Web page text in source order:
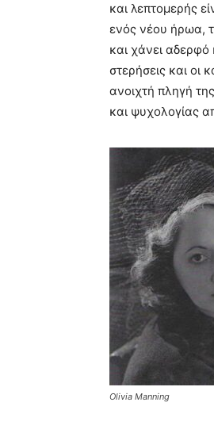
και λεπτομερής
ενός νέου ήρωα,
και χάνει
στερήσεις και οι
ανοιχτή πληγή
και ψυχολογίας
Olivia Manning